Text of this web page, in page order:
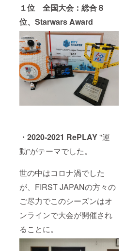
１位 全国大会：総合８
位、Starwars Award
・2020-2021 RePLAY"運
動"がテーマでした。
世の中はコロナ渦でした
が、FIRST JAPANの方々の
ご尽力でこのシーズンはオ
ンラインで大会が開催され
ることに。